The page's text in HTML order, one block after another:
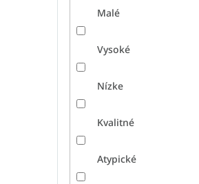
Malé
Vysoké
Nízke
Kvalitné
Atypické